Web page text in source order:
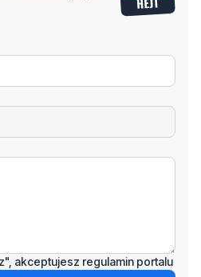
akceptujesz regulamin portalu